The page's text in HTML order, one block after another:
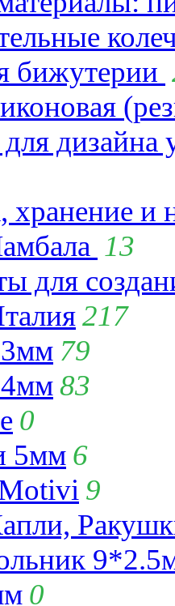
бижутерии
хранение и
13
для
217
79
83
0
5мм 6
9
0